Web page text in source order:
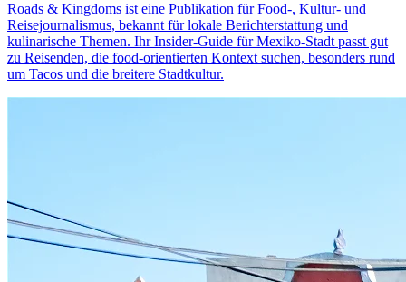
Roads & Kingdoms ist eine Publikation für Food-, Kultur- und
Reisejournalismus, bekannt für lokale Berichterstattung und
kulinarische Themen. Ihr Insider-Guide für Mexiko-Stadt passt gut
zu Reisenden, die food-orientierten Kontext suchen, besonders rund
um Tacos und die breitere Stadtkultur.